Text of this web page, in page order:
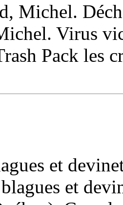
Michel.
Virus
Pack les
et
et